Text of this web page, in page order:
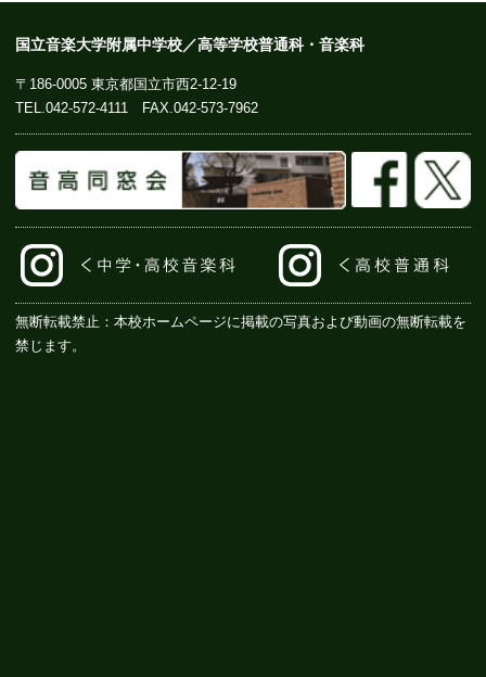
国立音楽大学附属中学校／高等学校普通科・音楽科
〒186-0005 東京都国立市西2-12-19
TEL. 042-572-4111 FAX.042-573-7962
無断転載禁止：本校ホームページに掲載の写真および動画の無断転載を
禁じます。